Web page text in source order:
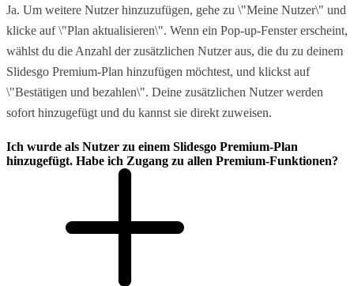
Ja. Um weitere Nutzer hinzuzufügen, gehe zu \"Meine Nutzer\" und
klicke auf \"Plan aktualisieren\". Wenn ein Pop-up-Fenster erscheint,
wählst du die Anzahl der zusätzlichen Nutzer aus, die du zu deinem
Slidesgo Premium-Plan hinzufügen möchtest, und klickst auf
\"Bestätigen und bezahlen\". Deine zusätzlichen Nutzer werden
sofort hinzugefügt und du kannst sie direkt zuweisen.
Ich wurde als Nutzer zu einem Slidesgo Premium-Plan
hinzugefügt. Habe ich Zugang zu allen Premium-Funktionen?